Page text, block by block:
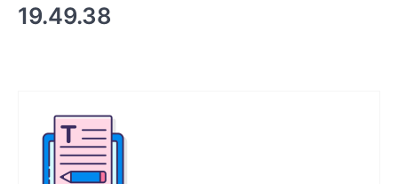
19.49.38